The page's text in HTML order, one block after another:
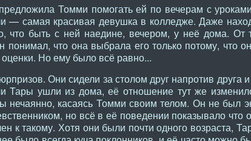
Томми помогать ей по вечерам с
— самая красивая девушка в колледже. Даже
что быть с ней наедине, вечером, у неё дома. От
понимал, что она выбрала его только потому, что
Но ему было всё равно...
Они сидели за столом друг напротив друга
Тары ушли из дома, её отношение тут же
нечаянно, касаясь Томми своим телом. Он не был
но всё в её поведении показывало что
к такому. Хотя они были почти одного возраста,